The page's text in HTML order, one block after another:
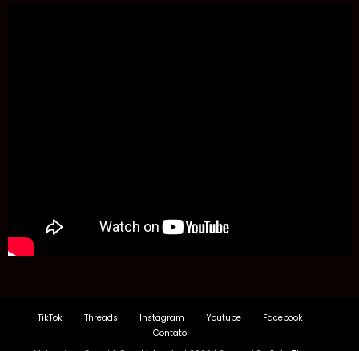
TikTok Threads Instagram Youtube
Facebook
Contato